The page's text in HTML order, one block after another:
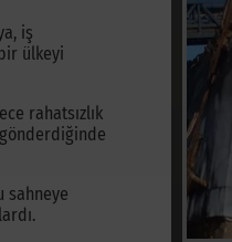
iş
ülkeyi
rahatsızlık
sahneye